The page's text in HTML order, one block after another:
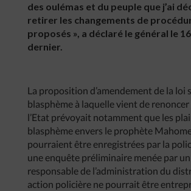
des oulémas et du peuple que j’ai
retirer les changements de
proposés », a déclaré le général le
dernier.
La proposition d’amendement de la loi
blasphème à laquelle vient de renoncer
l’Etat prévoyait notamment que les
blasphème envers le prophète
pourraient être enregistrées par la
une enquête préliminaire menée par
responsable de l’administration du
action policière ne pourrait être